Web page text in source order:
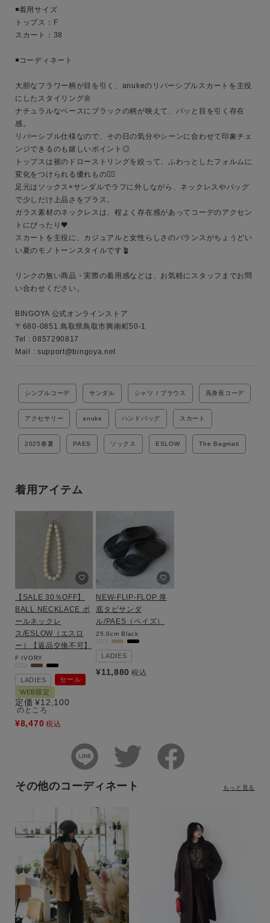
キーワード
性別
MENS LADIES KIDS
カテゴリ
ブランド
◾️着用サイズ
トップス：F
スカート：38
◾️コーディネート
大胆なフラワー柄が目を引く、anukeのリバーシブルスカートを主役
にしたスタイリング🌼
ナチュラルなベースにブラックの柄が映えて、パッと目を引く存在
感。
リバーシブル仕様なので、その日の気分やシーンに合わせて印象チェ
ンジできるのも嬉しいポイント◎
トップスは裾のドローストリングを絞って、ふわっとしたフォルムに
変化をつけられる優れもの✌🏾
足元はソックス×サンダルでラフに外しながら、ネックレスやバッグ
で少しだけ上品さをプラス。
ガラス素材のネックレスは、程よく存在感があってコーデのアクセン
トにぴったり🖤
スカートを主役に、カジュアルと女性らしさのバランスがちょうどい
い夏のモノトーンスタイルです🪴
リンクの無い商品・実際の着用感などは、お気軽にスタッフまでお問
い合わせください。
BINGOYA 公式オンラインストア
〒680-0851 鳥取県鳥取市興南町50-1
Tel : 0857290817
Mail : support@bingoya.net
シンプルコーデ サンダル シャツ / ブラウス 高身長コーデ
アクセサリー anuke ハンドバッグ スカート
2025春夏 PAES ソックス ESLOW The Bagmati
着用アイテム
【SALE 30％OFF】
BALL NECKLACE ボ
ールネックレ
ス/ESLOW（エスロ
ー）【返品交換不可】
F IVORY
LADIES
セール
WEB限定
定価 ¥12,100
のところ
¥8,470 税込
NEW-FLIP-FLOP 厚
底タビサンダ
ル/PAES（ペイズ）
25.0cm Black
LADIES
¥11,880 税込
その他のコーディネート もっと見る